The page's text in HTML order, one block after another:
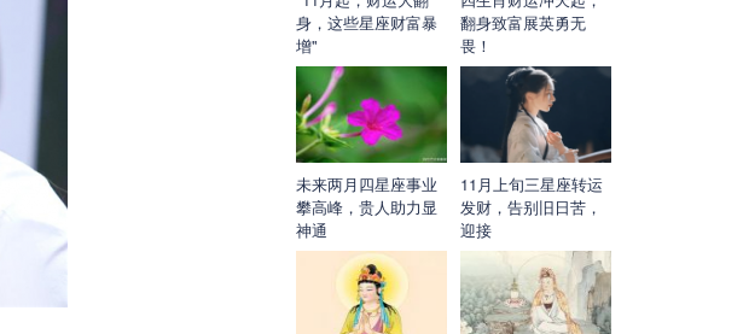
身，这些星座财富暴
增"
翻身致富展英勇无
畏！
未来两月四星座事业
攀高峰，贵人助力显
神通
11月上旬三星座转运
发财，告别旧日苦，
迎接